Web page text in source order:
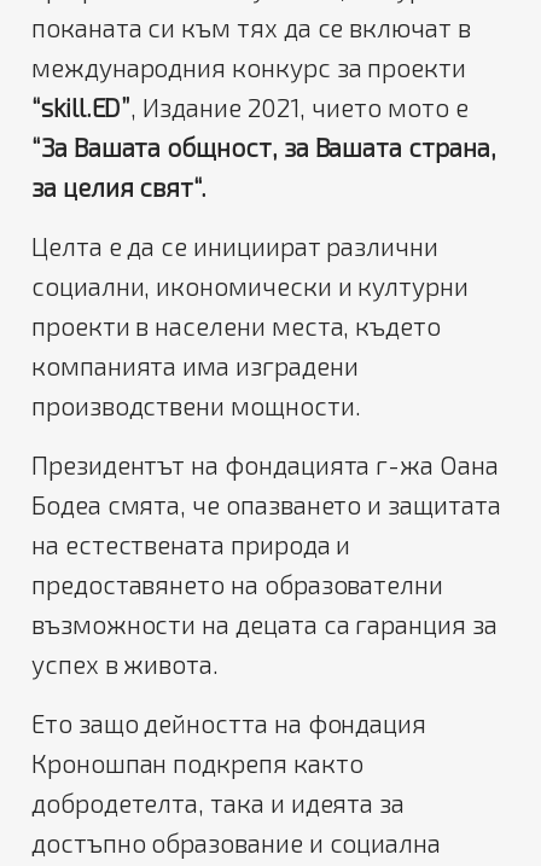
поканата си към тях да се включат в
международния конкурс за проекти
“skill.ED”, Издание 2021, чието мото е
“За Вашата общност, за Вашата страна,
за целия свят“.
Целта е да се инициират различни
социални, икономически и културни
проекти в населени места, където
компанията има изградени
производствени мощности.
Президентът на фондацията г-жа Оана
Бодеа смята, че опазването и защитата
на естествената природа и
предоставянето на образователни
възможности на децата са гаранция за
успех в живота.
Ето защо дейността на фондация
Кроношпан подкрепя както
добродетелта, така и идеята за
достъпно образование и социална